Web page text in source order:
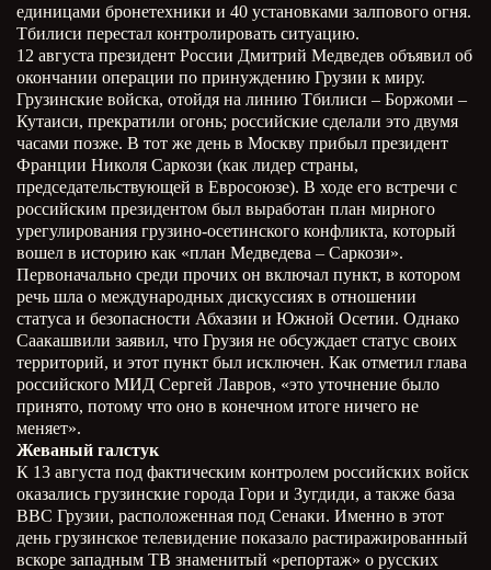
единицами бронетехники и 40 установками залпового огня.
Тбилиси перестал контролировать ситуацию.
12 августа президент России Дмитрий Медведев объявил об
окончании операции по принуждению Грузии к миру.
Грузинские войска, отойдя на линию Тбилиси – Боржоми –
Кутаиси, прекратили огонь; российские сделали это двумя
часами позже. В тот же день в Москву прибыл президент
Франции Николя Саркози (как лидер страны,
председательствующей в Евросоюзе). В ходе его встречи с
российским президентом был выработан план мирного
урегулирования грузино-осетинского конфликта, который
вошел в историю как «план Медведева – Саркози».
Первоначально среди прочих он включал пункт, в котором
речь шла о международных дискуссиях в отношении
статуса и безопасности Абхазии и Южной Осетии. Однако
Саакашвили заявил, что Грузия не обсуждает статус своих
территорий, и этот пункт был исключен. Как отметил глава
российского МИД Сергей Лавров, «это уточнение было
принято, потому что оно в конечном итоге ничего не
меняет».
Жеваный галстук
К 13 августа под фактическим контролем российских войск
оказались грузинские города Гори и Зугдиди, а также база
ВВС Грузии, расположенная под Сенаки. Именно в этот
день грузинское телевидение показало растиражированный
вскоре западным ТВ знаменитый «репортаж» о русских